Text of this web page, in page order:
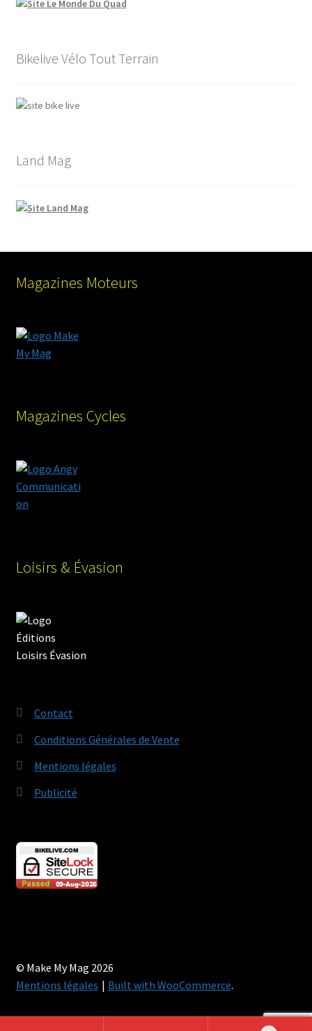
Bikelive Vélo Tout Terrain
Land Mag
Magazines Moteurs
Magazines Cycles
Loisirs & Évasion
Contact
Conditions Générales de Vente
Mentions légales
Publicité
© Make My Mag 2026
Mentions légales
Built with WooCommerce.